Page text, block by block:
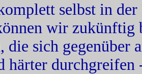
selbst in
wir zukünftig
die sich gegenüber
härter